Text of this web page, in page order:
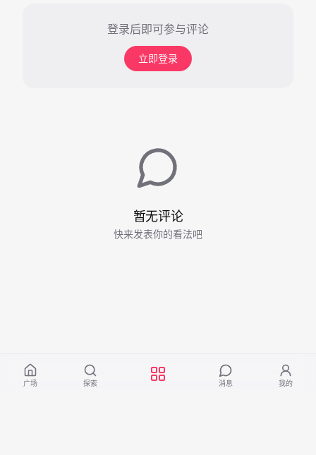
登录后即可参与评论
立即登录
暂无评论
快来发表你的看法吧
广场 探索 消息 我的